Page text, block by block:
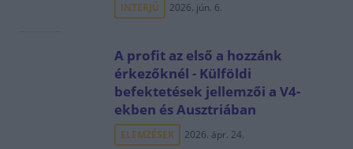
INTERJÚ 2026. jún. 6.
A profit az első a hozzánk
érkezőknél - Külföldi
befektetések jellemzői a V4-
ekben és Ausztriában
ELEMZÉSEK 2026. ápr. 24.